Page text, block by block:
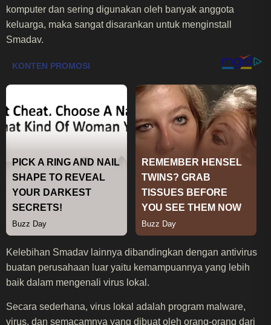
komputer dan sering digunakan oleh banyak anggota
keluarga, maka sangat disarankan untuk menginstall
Smadav.
Kelebihan Smadav lainnya dibandingkan dengan antivirus
buatan perusahaan luar yaitu kemampuannya yang lebih
baik dalam mengenali virus lokal.
Secara sederhana, virus lokal adalah program malware,
virus, dan semacamnya yang dibuat oleh orang-orang dari